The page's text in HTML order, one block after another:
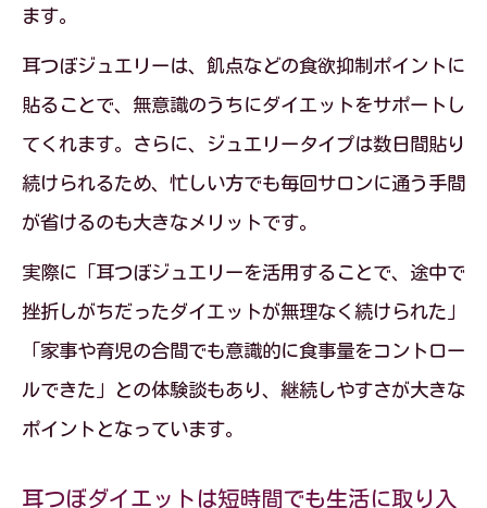
耳つぼダイエットで生活習慣を自然に整
えるコツ
耳つぼダイエットはリフレッシュ効果も
高いダイエット法
耳つぼダイエット体験談に学ぶ生活改善
と継続術
耳つぼダイエットが日々のストレス軽減
に役立つ理由
耳つぼダイエットで無理なく健康習慣を
ます。
耳つぼジュエリーは、飢点などの食欲抑制ポイントに
貼ることで、無意識のうちにダイエットをサポートし
てくれます。さらに、ジュエリータイプは数日間貼り
続けられるため、忙しい方でも毎回サロンに通う手間
が省けるのも大きなメリットです。
実際に「耳つぼジュエリーを活用することで、途中で
挫折しがちだったダイエットが無理なく続けられた」
「家事や育児の合間でも意識的に食事量をコントロー
ルできた」との体験談もあり、継続しやすさが大きな
ポイントとなっています。
耳つぼダイエットは短時間でも生活に取り入